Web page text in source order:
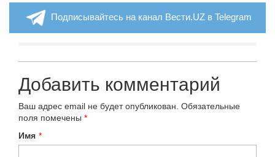
Подписывайтесь на канал Вести.UZ в Telegram
Добавить комментарий
Ваш адрес email не будет опубликован. Обязательные
поля помечены *
Имя *